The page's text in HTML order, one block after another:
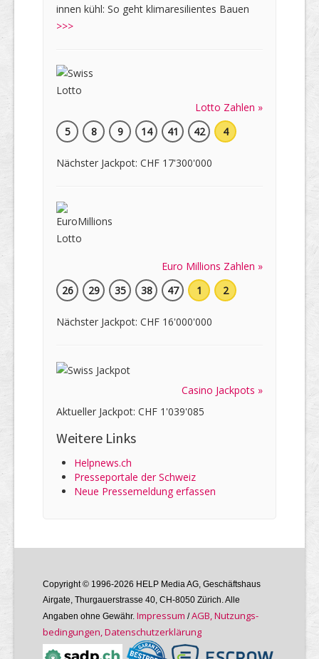
innen kühl: So geht klimaresilientes Bauen
>>>
Lotto Zahlen »
5
8 9 14 41 42 4
Nächster Jackpot: CHF 17'300'000
Euro Millions Zahlen »
26
29 35 38 47 1 2
Nächster Jackpot: CHF 16'000'000
Casino Jackpots »
Aktueller Jackpot: CHF 1'039'085
Weitere Links
Helpnews.ch
Presseportale der Schweiz
Neue Pressemeldung erfassen
Copyright © 1996-2026 HELP Media AG, Geschäftshaus
Airgate, Thurgauer­strasse 40, CH-8050 Zürich. Alle
Angaben ohne Gewähr. Im­pres­sum /AGB, Nutzungs­
bedin­gungen, Daten­schutz­er­klärung